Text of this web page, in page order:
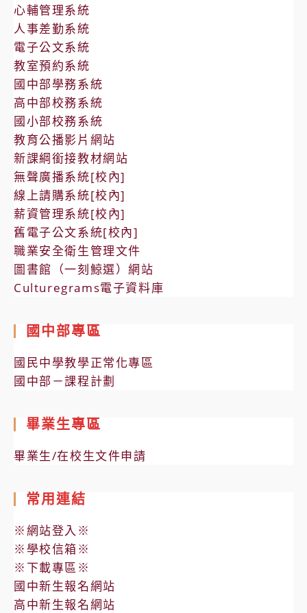
令
及
處
理
家
庭
暴
力
案
件
心輔管理系統
人事差勤系統
電子公文系統
教室預約系統
國中部學務系統
高中部校務系統
國小部校務系統
教育公播影片網站
新課綱銜接教材網站
無聲廣播系統[校內]
線上請購系統[校內]
薪資管理系統[校內]
舊電子公文系統[校內]
職業安全衛生管理文件
圖書館（一刻鯨選）網站
Culturegrams電子資料庫
國中部專區
國民中學教學正常化專區
國中部－課程計劃
畢業生專區
畢業生/在校生文件申請
常用連結
※網站登入※
※學校信箱※
※下載專區※
國中新生報名網站
高中新生報名網站